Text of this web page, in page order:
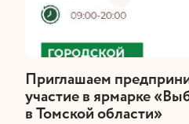
​Приглашаем
участие в ярмарке
в Томской области»